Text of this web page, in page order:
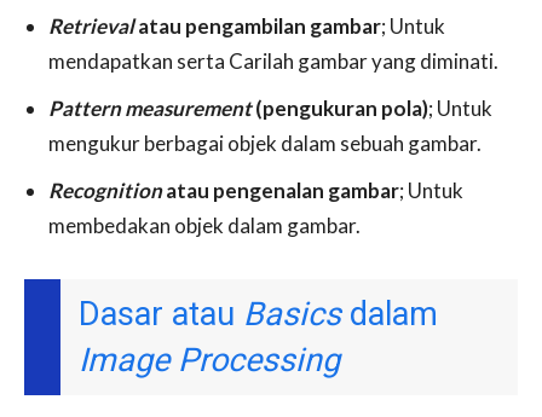
Retrievalatau pengambilan gambar; Untuk
mendapatkan serta Carilah gambar yang diminati.
Pattern measurement(pengukuran pola); Untuk
mengukur berbagai objek dalam sebuah gambar.
Recognitionatau pengenalan gambar; Untuk
membedakan objek dalam gambar.
Dasar atau Basicsdalam
Image Processing